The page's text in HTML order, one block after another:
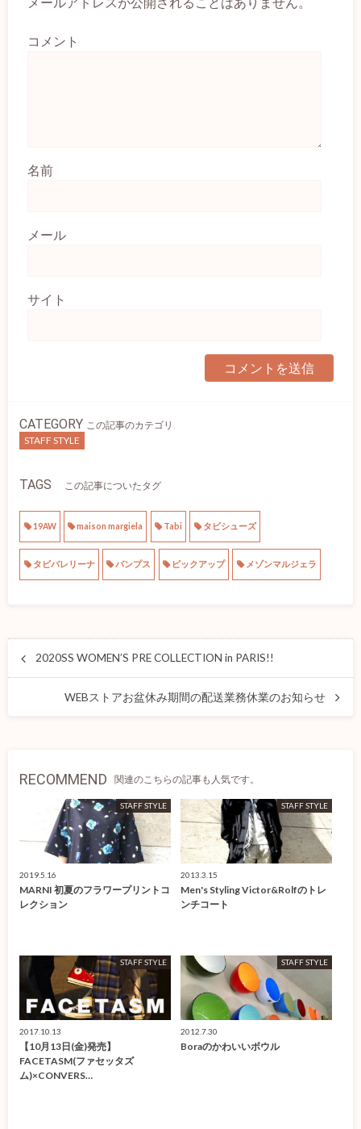
コメント
名前
メール
サイト
CATEGORY この記事のカテゴリ
STAFF STYLE
TAGS この記事についたタグ
19AW maison margiela Tabi タビシューズ
タビバレリーナ パンプス ピックアップ メゾンマルジェラ
2020SS WOMEN’S PRE COLLECTION in PARIS!!
WEBストアお盆休み期間の配送業務休業のお知らせ
RECOMMEND 関連のこちらの記事も人気です。
STAFF STYLE
2019.5.16
MARNI 初夏のフラワープリントコ
レクション
STAFF STYLE
2013.3.15
Men's Styling Victor&Rolfのトレ
ンチコート
STAFF STYLE
2017.10.13
【10月13日(金)発売】
FACETASM(ファセッタズ
ム)×CONVERS…
STAFF STYLE
2012.7.30
Boraのかわいいボウル